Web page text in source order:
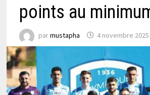
points au
parmustapha 4 novembre 2025